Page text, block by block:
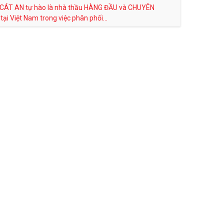
AN tự hào là nhà thầu HÀNG ĐẦU và CHUYÊN
tại Việt Nam trong việc phân phối...